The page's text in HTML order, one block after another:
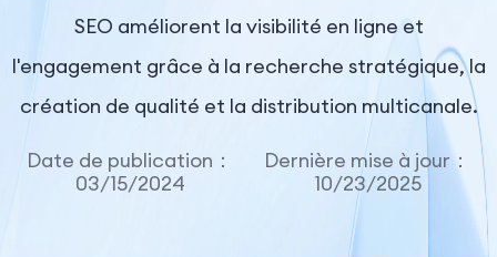
Entreprise
SEO améliorent la visibilité en ligne et
l'engagement grâce à la recherche stratégique, la
création de qualité et la distribution multicanale.
Date de publication：
03/15/2024
Dernière mise à jour：
10/23/2025